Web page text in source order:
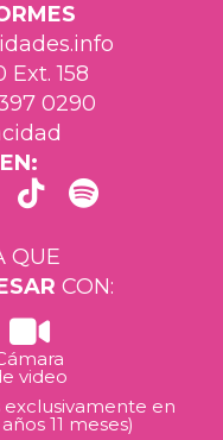
Ext. 158
0290
QUE
CON:
video
en
11 meses)